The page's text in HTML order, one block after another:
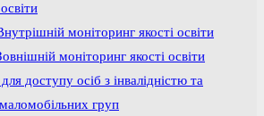
моніторинг якості освіти
моніторинг якості освіти
доступу осіб з інвалідністю та
груп